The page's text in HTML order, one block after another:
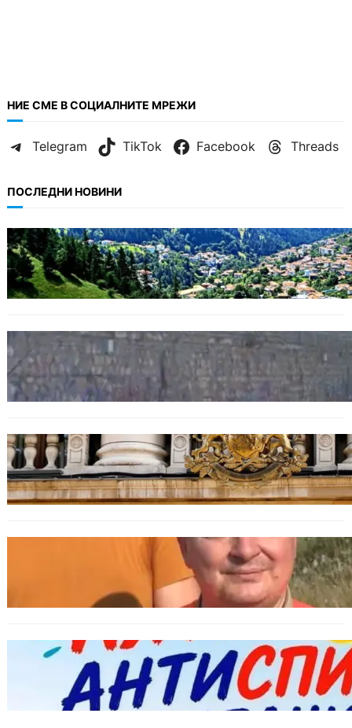
НИЕ СМЕ В СОЦИАЛНИТЕ МРЕЖИ
Telegram TikTok Facebook Threads
ПОСЛЕДНИ НОВИНИ
БЪЛГАРИЯ
Полицията алармира за нова схема с
фалшиви лечители и „вълшебни“ мехлеми
БЪЛГАРИЯ
Ограничават движението по улица
„Вълноломна“ във Варна
БЪЛГАРИЯ
Дрон навлезе в България край границата с
Румъния
МЗХ: Ловните билети ще могат да се
издават онлайн
БЪЛГАРИЯ
Варна предлага безплатни и анонимни
тестове за ХИВ и други инфекции през
август